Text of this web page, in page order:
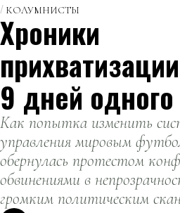
КОЛУМНИСТЫ
Хроники
9 дней одного
Как попытка изменить
управления мировым
обернулась протестом
обвинениями в
громким политическим